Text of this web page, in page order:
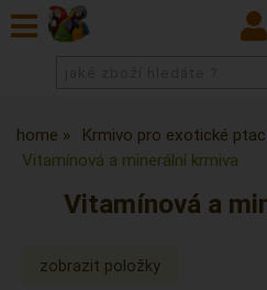
home
Krmivo pro exotické
Vitamínová a minerální krmiva
Vitamínová a